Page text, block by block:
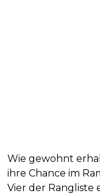
Wie gewohnt
ihre Chance im
Vier der Rangliste